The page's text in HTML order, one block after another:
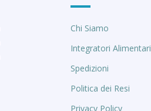
Chi Siamo
Integratori Alimentari
Spedizioni
Politica dei Resi
Privacy Policy